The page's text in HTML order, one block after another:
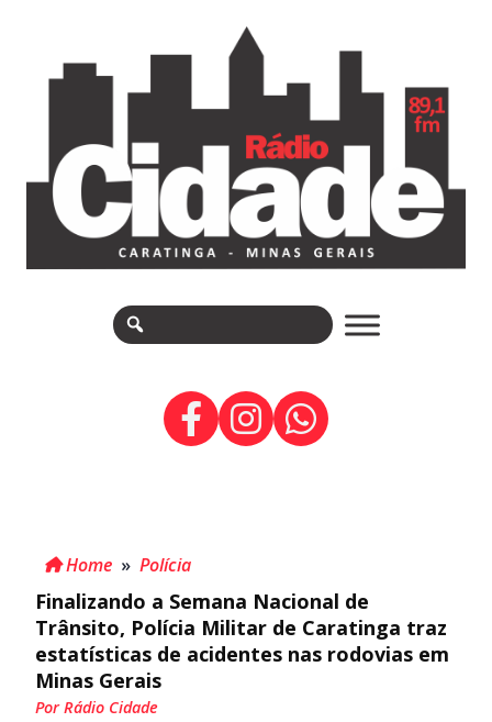
Home » Polícia
Finalizando a Semana Nacional de
Trânsito, Polícia Militar de Caratinga traz
estatísticas de acidentes nas rodovias em
Minas Gerais
Por Rádio Cidade